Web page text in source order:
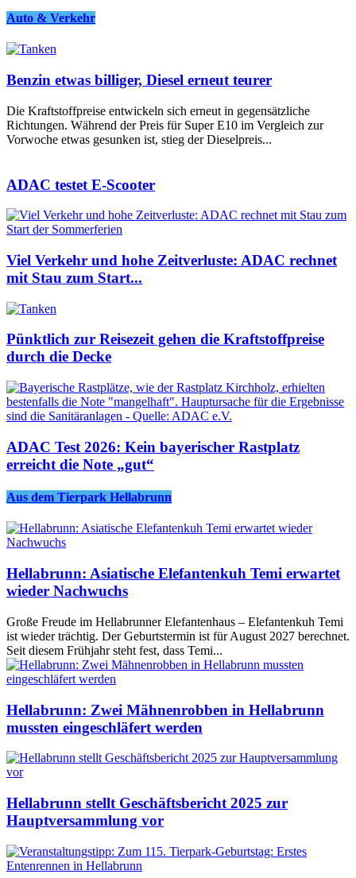
Auto & Verkehr
Benzin etwas billiger, Diesel erneut teurer
Die Kraftstoffpreise entwickeln sich erneut in gegensätzliche
Richtungen. Während der Preis für Super E10 im Vergleich zur
Vorwoche etwas gesunken ist, stieg der Dieselpreis...
ADAC testet E-Scooter
Viel Verkehr und hohe Zeitverluste: ADAC rechnet
mit Stau zum Start...
Pünktlich zur Reisezeit gehen die Kraftstoffpreise
durch die Decke
ADAC Test 2026: Kein bayerischer Rastplatz
erreicht die Note „gut“
Aus dem Tierpark Hellabrunn
Hellabrunn: Asiatische Elefantenkuh Temi erwartet
wieder Nachwuchs
Große Freude im Hellabrunner Elefantenhaus – Elefantenkuh Temi
ist wieder trächtig. Der Geburtstermin ist für August 2027 berechnet.
Seit diesem Frühjahr steht fest, dass Temi...
Hellabrunn: Zwei Mähnenrobben in Hellabrunn
mussten eingeschläfert werden
Hellabrunn stellt Geschäftsbericht 2025 zur
Hauptversammlung vor